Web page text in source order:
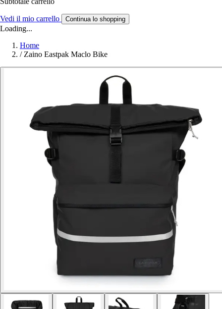
Vedi il mio carrello Continua lo shopping
Loading...
Home
/ Zaino Eastpak Maclo Bike